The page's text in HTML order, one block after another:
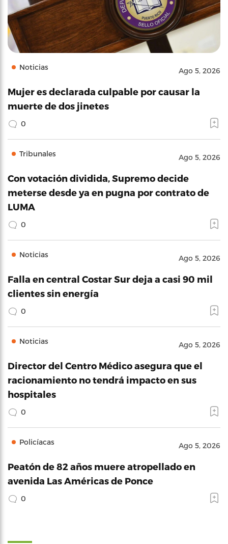
Noticias Ago 5, 2026
Mujer es declarada culpable por causar la
muerte de dos jinetes
0
Tribunales Ago 5, 2026
Con votación dividida, Supremo decide
meterse desde ya en pugna por contrato de
LUMA
0
Noticias Ago 5, 2026
Falla en central Costar Sur deja a casi 90 mil
clientes sin energía
0
Noticias Ago 5, 2026
Director del Centro Médico asegura que el
racionamiento no tendrá impacto en sus
hospitales
0
Policíacas Ago 5, 2026
Peatón de 82 años muere atropellado en
avenida Las Américas de Ponce
0